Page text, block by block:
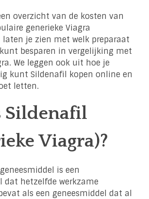
overzicht van de kosten van
generieke Viagra
laten je zien met welk preparaat
besparen in vergelijking met
We leggen ook uit hoe je
kunt Sildenafil kopen online en
letten.
Sildenafil
Viagra)?
is een
dat hetzelfde werkzame
als een geneesmiddel dat al